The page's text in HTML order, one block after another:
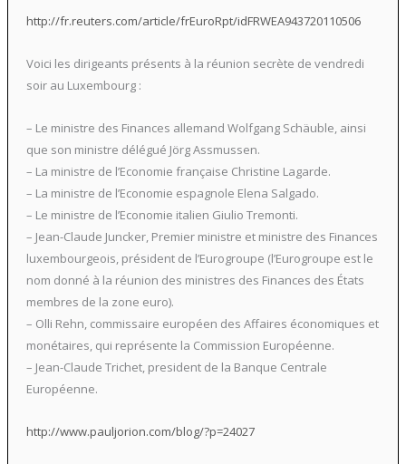
http://fr.reuters.com/article/frEuroRpt/idFRWEA943720110506
Voici les dirigeants présents à la réunion secrète de vendredi
soir au Luxembourg :
– Le ministre des Finances allemand Wolfgang Schäuble, ainsi
que son ministre délégué Jörg Assmussen.
– La ministre de l’Economie française Christine Lagarde.
– La ministre de l’Economie espagnole Elena Salgado.
– Le ministre de l’Economie italien Giulio Tremonti.
– Jean-Claude Juncker, Premier ministre et ministre des Finances
luxembourgeois, président de l’Eurogroupe (l’Eurogroupe est le
nom donné à la réunion des ministres des Finances des États
membres de la zone euro).
– Olli Rehn, commissaire européen des Affaires économiques et
monétaires, qui représente la Commission Européenne.
– Jean-Claude Trichet, president de la Banque Centrale
Européenne.
http://www.pauljorion.com/blog/?p=24027